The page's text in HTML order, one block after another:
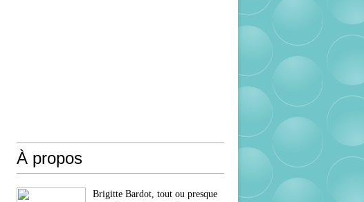
À propos
Brigitte Bardot, tout ou presque